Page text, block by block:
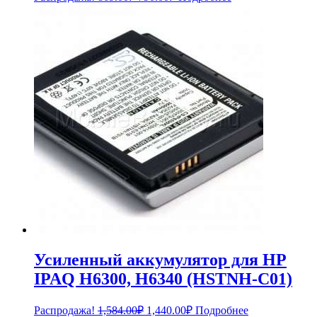
869.00₽.
цена:
Усиленный аккумулятор для HP
IPAQ H6300, H6340 (HSTNH-C01)
Распродажа! 1,584.00₽ Первоначальная
1,440.00₽Текущая
Подробнее